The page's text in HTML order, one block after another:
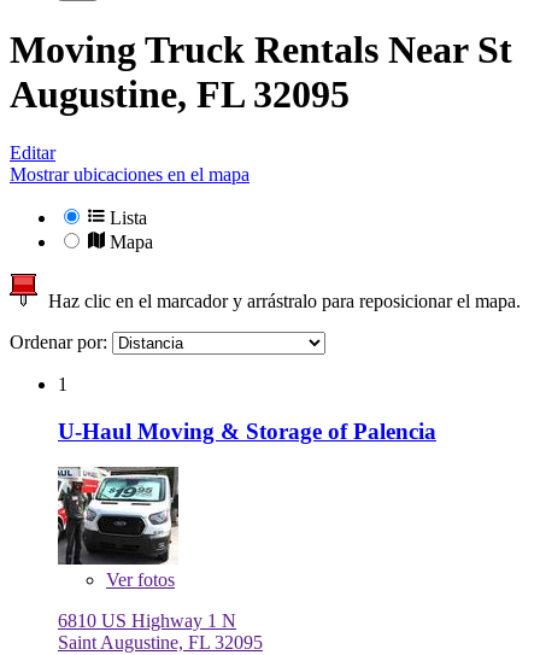
Moving Truck Rentals Near St
Augustine, FL 32095
Editar
Mostrar ubicaciones en el mapa
Lista
Mapa
Haz clic en el marcador y arrástralo para reposicionar el mapa.
Ordenar por:
1
U-Haul Moving & Storage of Palencia
Verfotos
6810 US Highway 1 N
Saint Augustine, FL 32095